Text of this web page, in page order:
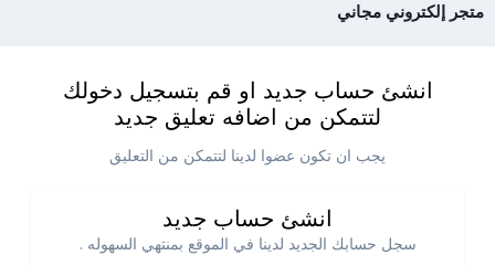
متجر إلكتروني مجاني
انشئ حساب جديد او قم بتسجيل دخولك
لتتمكن من اضافه تعليق جديد
يجب ان تكون عضوا لدينا لتتمكن من التعليق
انشئ حساب جديد
سجل حسابك الجديد لدينا في الموقع بمنتهي السهوله .